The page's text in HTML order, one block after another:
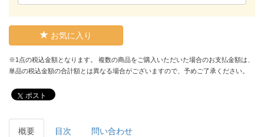
お気に入り
※1点の税込金額となります。 複数の商品をご購入いただいた場合のお支払金額は、
単品の税込金額の合計額とは異なる場合がございますので、予めご了承ください。
ポスト
概要 目次 問い合わせ